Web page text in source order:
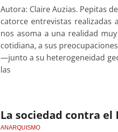
Autora: Claire Auzias. Pepitas
catorce entrevistas
nos asoma a una realidad
cotidiana, a sus
—junto a su heterogeneidad
las
La sociedad contra el
ANARQUISMO